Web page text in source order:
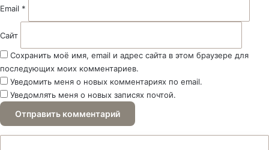
Email *
Сайт
Сохранить моё имя, email и адрес сайта в этом браузере для
последующих моих комментариев.
Уведомить меня о новых комментариях по email.
Уведомлять меня о новых записях почтой.